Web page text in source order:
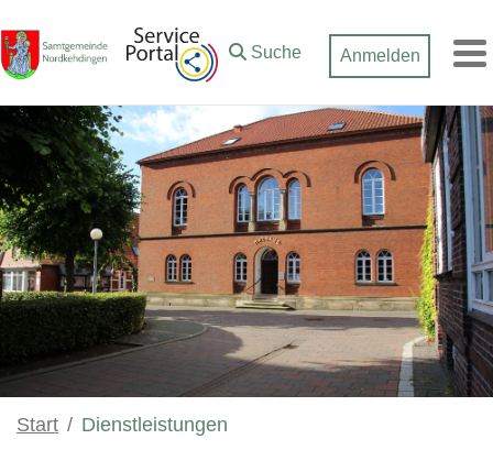
Suche
Anmelden
Start Dienstleistungen